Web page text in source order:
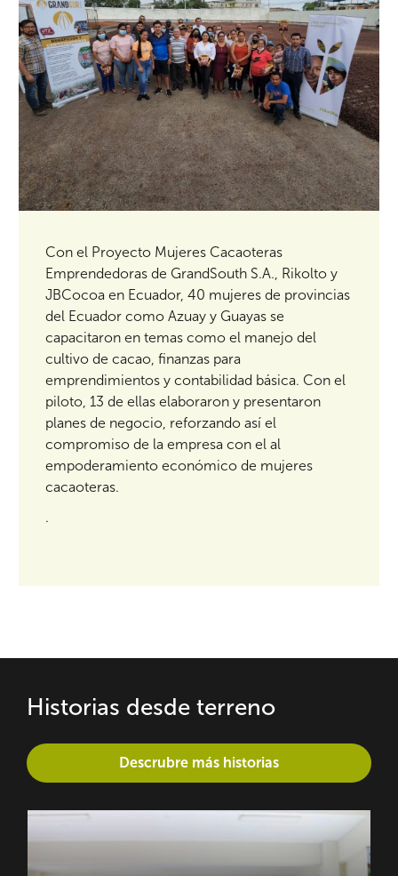
Con el Proyecto Mujeres Cacaoteras
Emprendedoras de GrandSouth S.A., Rikolto y
JBCocoa en Ecuador, 40 mujeres de provincias
del Ecuador como Azuay y Guayas se
capacitaron en temas como el manejo del
cultivo de cacao, finanzas para
emprendimientos y contabilidad básica. Con el
piloto, 13 de ellas elaboraron y presentaron
planes de negocio, reforzando así el
compromiso de la empresa con el al
empoderamiento económico de mujeres
cacaoteras.
.
Historias desde terreno
Descrubre más historias